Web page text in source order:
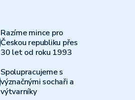
Razíme mince pro
Českou republiku přes
30 let od roku 1993
Spolupracujeme s
význačnými sochaři a
výtvarníky